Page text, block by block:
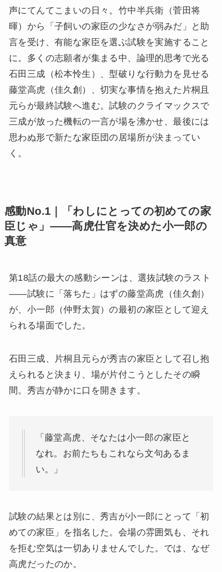
声にてんてこまいの日々。竹中半兵衛（菅田将
暉）から「子飼いの家臣の少なさが弱みだ」と助
言を受け、有能な家臣を選ぶ試験を実施すること
に。多くの志願者が集まる中、論理的思考で光る
石田三成（松本怜生）、型破りな行動力を見せる
藤堂高虎（佳久創）、切実な事情を抱えた片桐且
元らが最終試験へ進む。試験のクライマックスで
三成が放った機転の一言が場を沸かせ、最後には
思わぬ形で新たな家臣団の居場所が決まってい
く。
感動No.1｜「わしにとっての初めての家
臣じゃ」——高虎仕官を決めた小一郎の
真意
第18話の最大の感動シーンは、選抜試験のラスト
——試験に「落ちた」はずの藤堂高虎（佳久創）
が、小一郎（仲野太賀）の最初の家臣として迎え
られる場面でした。
石田三成、片桐且元らが秀吉の家臣として召し抱
えられると決まり、場が片付こうとしたその瞬
間。秀吉が静かに口を開きます。
「藤堂高虎、そなたは小一郎の家臣と
なれ。お前たちもこれなら文句あるま
い。」
試験の結果とは別に、秀吉が小一郎にとって「初
めての家臣」を指名した。会場の雰囲気も、それ
を拒む空気は一切ありませんでした。では、なぜ
高虎だったのか。